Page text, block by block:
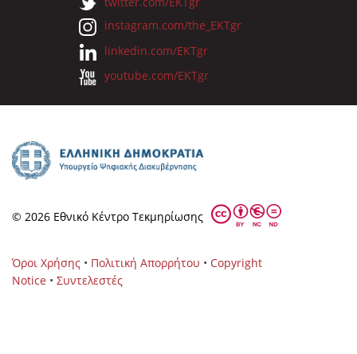
instagram.com/the_EKTgr
linkedin.com/EKTgr
youtube.com/EKTgr
© 2026 Eθνικό Κέντρο Τεκμηρίωσης
Όροι Χρήσης • Πολιτική Απορρήτου • Copyright
Notice • Συντελεστές